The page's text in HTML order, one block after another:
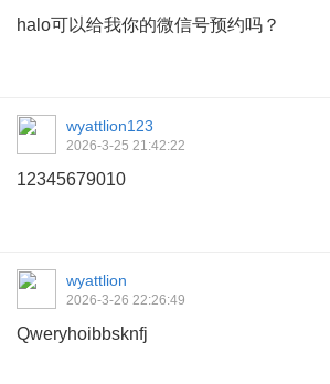
halo可以给我你的微信号预约吗？
wyattlion123
2026-3-25 21:42:22
12345679010
wyattlion
2026-3-26 22:26:49
Qweryhoibbsknfj